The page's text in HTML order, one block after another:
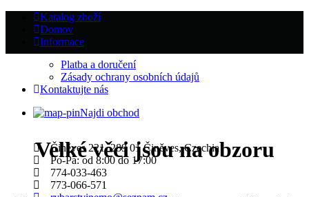
Katalog zboží
Domov
Informace
Platba a doručení
Zásady ochrany osobních údajů
Kontaktujte nás
Najdi obchod
Činěves 221, 289 01 Činěves, Czechia
Po-Pa: od 8:00 do 17:00
774-033-463
773-066-571
Velké věci jsou na obzoru